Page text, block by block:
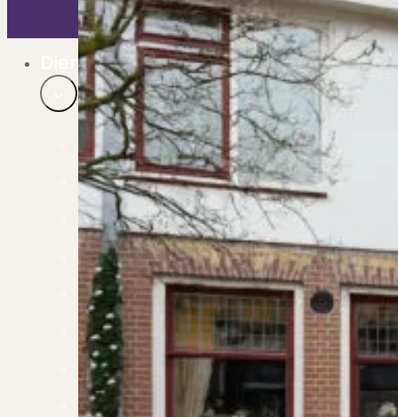
Bekijk ons huuraanbod..
Nieuwbouw projecten
De toekomst, te koop..
Diensten
Verkoop
Begeleiding naar een succesvolle verkoop
Aankoop
Samen vinden wij jouw droomwoning
Taxatie
Voldoe aan alle wettelijke eisen
Stille Verkoop
Verkoop jouw huis discreet..
Nieuwbouw verkopen
Vraagt om specialistische kennis...
Verhuren
Verhuur uw woning via ons netwerk
Verhuur & Beheer
Huurwoningen én beheer op maat
Verbouwen